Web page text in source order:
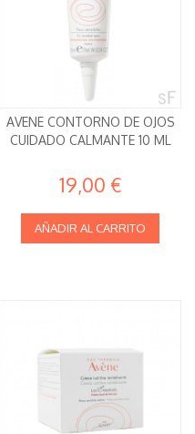
AVENE CONTORNO DE OJOS
CUIDADO CALMANTE 10 ML
19,00 €
AÑADIR AL CARRITO